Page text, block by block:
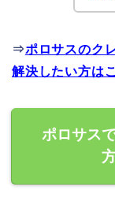
⇒ポロサスのク
解決したい方は
ポロサス